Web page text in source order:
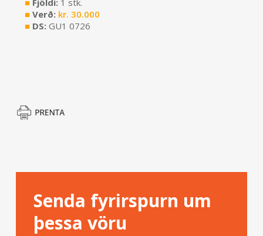
■Fjöldi: 1 stk.
■Verð: kr. 30.000
■DS: GU1 0726
Senda fyrirspurn um
þessa vöru